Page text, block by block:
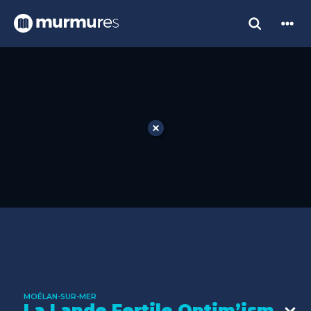
MOËLAN-SUR-MER